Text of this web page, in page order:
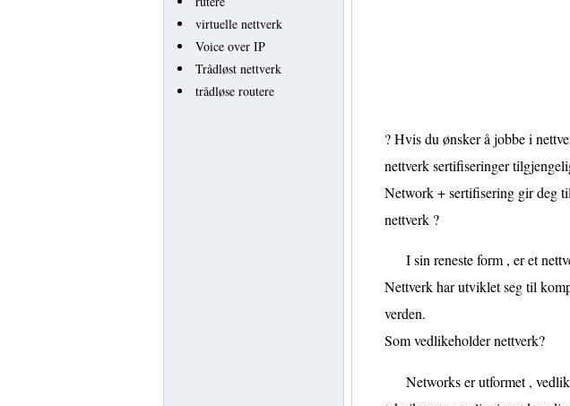
virtuelle nettverk
Voice over IP
Trådløst nettverk
trådløse routere
? Hvis du ønsker å jobbe i
nettverk sertifiseringer
Network + sertifisering gir deg
nettverk ?
I sin reneste form , er et
Nettverk har utviklet seg til
verden.
Som vedlikeholder nettverk?
Networks er utformet ,